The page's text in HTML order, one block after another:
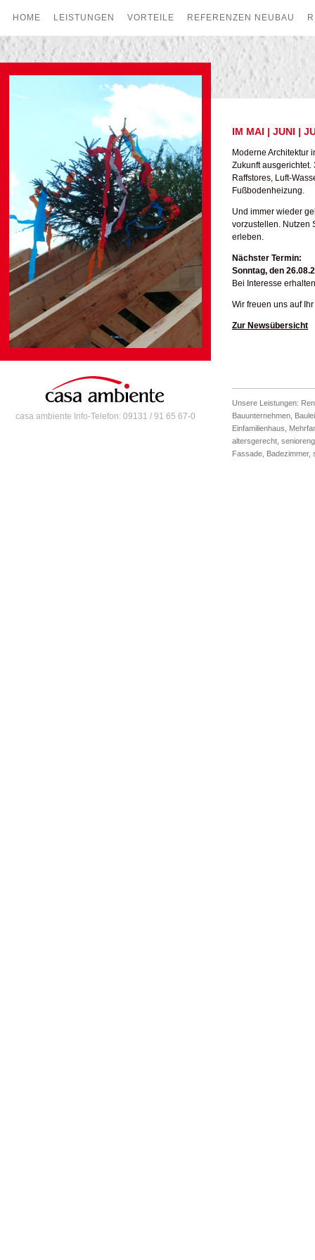
casa ambiente Info-Telefon: 09131 / 91 65 67-0
IM MAI | JUNI |
Moderne Architektur
Zukunft
Raffstores, Luft-
Fußbodenheizung.
Und immer wieder
vorzustellen. Nutzen
erleben.
Nächster Termin:
Sonntag, den
Bei Interesse
Wir freuen uns auf
Zur Newsübersicht
Unsere Leistungen:
Bauunternehmen
Einfamilienhaus
altersgerecht
Fassade Badezimmer,
HOME LEISTUNGEN VORTEILE REFERENZEN NEUBAU